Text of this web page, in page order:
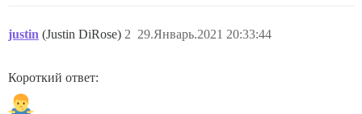
justin (Justin DiRose) 29.Январь.2021 20:33:44
2
Короткий ответ: